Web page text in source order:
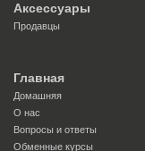
Аксессуары
Продавцы
Главная
Домашняя
О нас
Вопросы и ответы
Обменные курсы